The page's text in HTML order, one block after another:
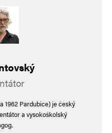
1962 Pardubice) je český
a vysokoškolský